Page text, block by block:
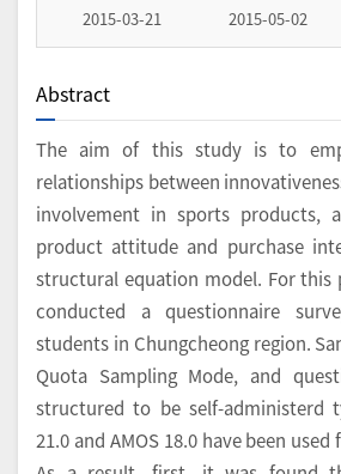
2015-03-21
2015-05-02
Abstract
The aim of this study is to
relationships between
involvement in sports products,
product attitude and purchase
structural equation model. For this
conducted a questionnaire
students in Chungcheong region.
Quota Sampling Mode, and
structured to be self-administerd
21.0 and AMOS 18.0 have been